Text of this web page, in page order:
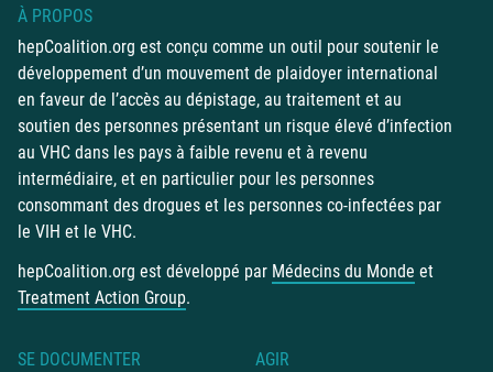
À PROPOS
hepCoalition.org est conçu comme un outil pour soutenir le
développement d’un mouvement de plaidoyer international
en faveur de l’accès au dépistage, au traitement et au
soutien des personnes présentant un risque élevé d’infection
au VHC dans les pays à faible revenu et à revenu
intermédiaire, et en particulier pour les personnes
consommant des drogues et les personnes co-infectées par
le VIH et le VHC.
hepCoalition.org est développé par Médecins du Monde et
Treatment Action Group.
SE DOCUMENTER
AGIR